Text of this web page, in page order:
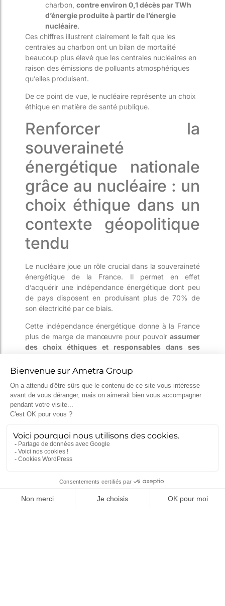
charbon, contre environ 0,1 décès par TWh
d’énergie produite à partir de l’énergie
nucléaire.
Ces chiffres illustrent clairement le fait que les
centrales au charbon ont un bilan de mortalité
beaucoup plus élevé que les centrales nucléaires en
raison des émissions de polluants atmosphériques
qu’elles produisent.
De ce point de vue, le nucléaire représente un choix
éthique en matière de santé publique.
Renforcer la
souveraineté
énergétique nationale
grâce au nucléaire : un
choix éthique dans un
contexte géopolitique
tendu
Le nucléaire joue un rôle crucial dans la souveraineté
énergétique de la France. Il permet en effet
d’acquérir une indépendance énergétique dont peu
de pays disposent en produisant plus de 70% de
son électricité par ce biais.
Cette indépendance énergétique donne à la France
plus de marge de manœuvre pour pouvoir assumer
des choix éthiques et responsables dans ses
limitant la dépendance à des pays étrangers parfois
instables ou autoritaires pour l’approvisionnement en
énergie, le pays peut assumer des choix alignés
avec ses valeurs sans être tributaire de fournisseurs
aux visions opposées.
nucléaire a permis à la France d’acquérir une
indépendance énergétique que peu de pays ont.
Nous avons des choix plus éthiques à faire sur
Responsabiliser, faire